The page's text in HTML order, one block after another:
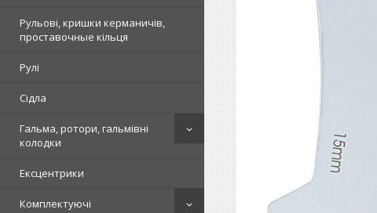
Рульові, кришки керманичів,
проставочные кільця
Рулі
Сідла
Гальма, ротори, гальмівні
колодки
Ексцентрики
Комплектуючі